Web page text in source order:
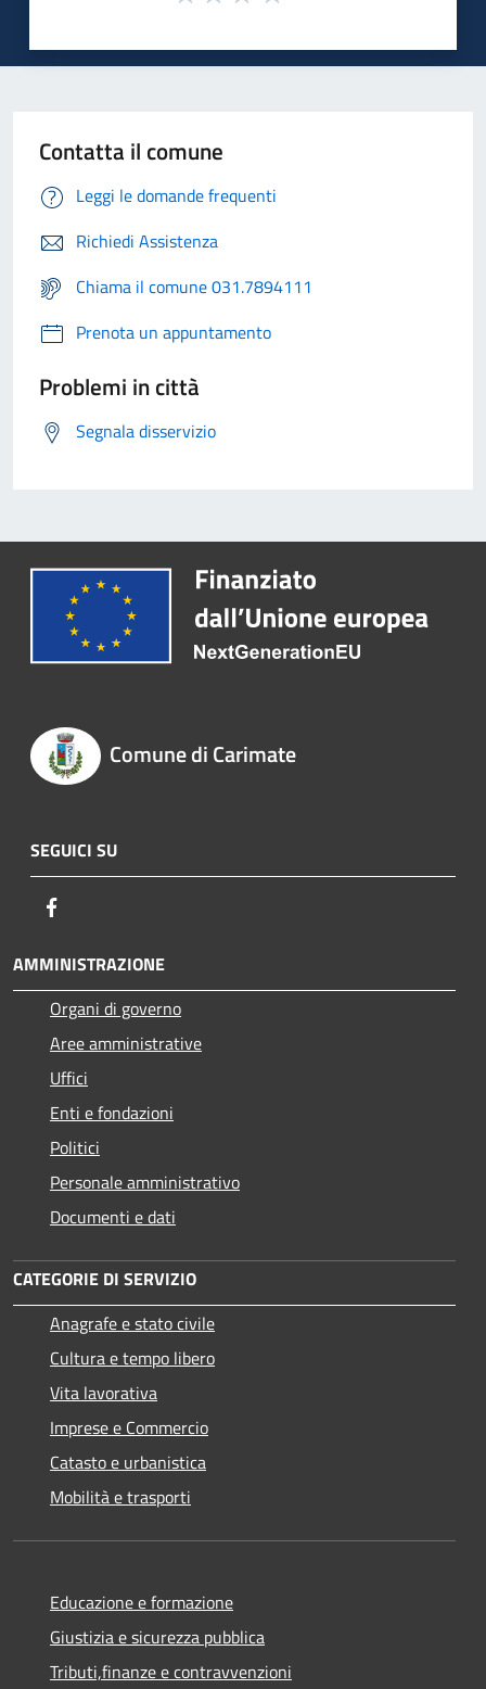
Contatta il comune
Leggi le domande frequenti
Richiedi Assistenza
Chiama il comune 031.7894111
Prenota un appuntamento
Problemi in città
Segnala disservizio
Comune di Carimate
SEGUICI SU
AMMINISTRAZIONE
Organi di governo
Aree amministrative
Uffici
Enti e fondazioni
Politici
Personale amministrativo
Documenti e dati
CATEGORIE DI SERVIZIO
Anagrafe e stato civile
Cultura e tempo libero
Vita lavorativa
Imprese e Commercio
Catasto e urbanistica
Mobilità e trasporti
Educazione e formazione
Giustizia e sicurezza pubblica
Tributi,finanze e contravvenzioni